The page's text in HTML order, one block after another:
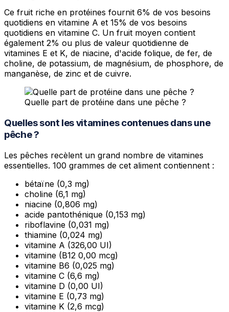
Ce fruit riche en protéines fournit 6% de vos besoins
quotidiens en vitamine A et 15% de vos besoins
quotidiens en vitamine C. Un fruit moyen contient
également 2% ou plus de valeur quotidienne de
vitamines E et K, de niacine, d'acide folique, de fer, de
choline, de potassium, de magnésium, de phosphore, de
manganèse, de zinc et de cuivre.
Quelle part de protéine dans une pêche ?
Quelles sont les vitamines contenues dans une
pêche ?
Les pêches recèlent un grand nombre de vitamines
essentielles. 100 grammes de cet aliment contiennent :
bétaïne (0,3 mg)
choline (6,1 mg)
niacine (0,806 mg)
acide pantothénique (0,153 mg)
riboflavine (0,031 mg)
thiamine (0,024 mg)
vitamine A (326,00 UI)
vitamine (B12 0,00 mcg)
vitamine B6 (0,025 mg)
vitamine C (6,6 mg)
vitamine D (0,00 UI)
vitamine E (0,73 mg)
vitamine K (2,6 mcg)